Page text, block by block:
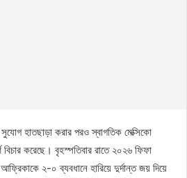
হাতছাড়া করার পরও স্বাগতিক মেক্সিকো
বিচার করেছে। বৃহস্পতিবার রাতে ২০২৬ ফিফা
২-০ ব্যবধানে হারিয়ে দুর্দান্ত জয় দিয়ে